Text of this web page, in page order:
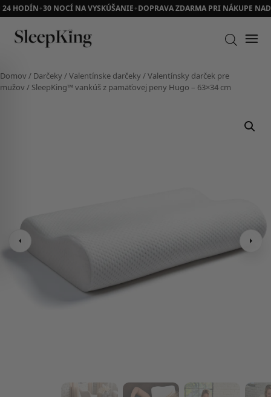
HODÍN✦30 NOCÍ NA VYSKÚŠANIE✦DOPRAVA ZDARMA PRI NÁKUPE NAD
Domov/ Darčeky/Valentínske darčeky/Valentínsky darček pre
mužov/ SleepKing™ vankúš z pamäťovej peny Hugo – 63×34 cm